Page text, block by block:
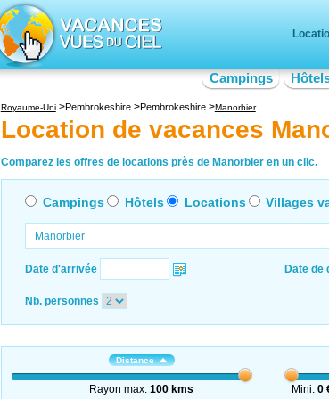
Campings
Royaume-Uni Pembrokeshire Pembrokeshire Manorbier
Location de vacances
Comparez les offres de locations près de Manorbier en un clic.
Campings Hôtels Locations Villages
Date d'arrivée Date de
Nb. personnes
Distance
Rayon max:100 kms Mini: 0